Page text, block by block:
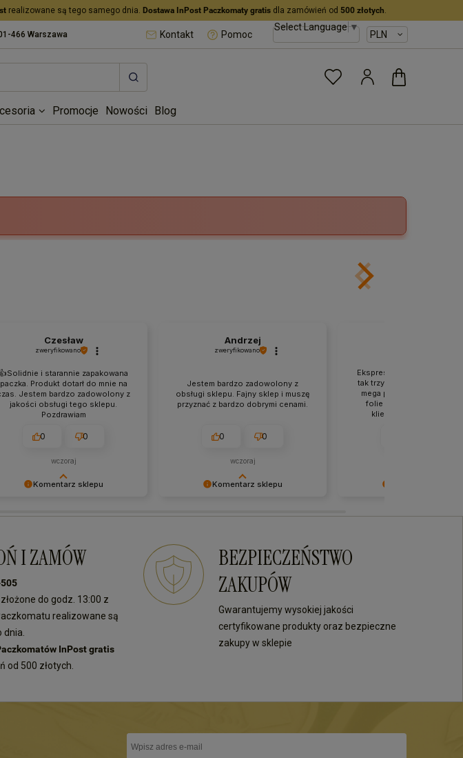
realizowane są tego samego dnia. Dostawa InPost Paczkomaty gratis dla zamówień od 500 złotych.
Select Language▼
466 Warszawa Kontakt Pomoc
Promocje Nowości Blog
Komentarz sklepu
dumni, że możemy
produkty. Do zobaczenia
w naszym sklepie!
Czesław
zweryfikowano
👍️Solidnie i starannie zapakowana
paczka. Produkt dotarł do mnie na
Jestem bardzo zadowolony z
jakości obsługi tego sklepu.
Pozdrawiam
0 0
wczoraj
Komentarz sklepu
komentarz! Twój entuzjazm jest dla
zobaczenia przy kolejnych
zakupach!
Andrzej
zweryfikowano
Jestem bardzo zadowolony z
obsługi sklepu. Fajny sklep i muszę
przyznać z bardzo dobrymi cenami.
0 0
wczoraj
tak dobrej opinii. Naszym
wysiłki - dziękujemy raz
Ekspresowa wysyłka to
tak trzymać. Produkty
mega profesjonalnie, do
folie i jest rewelacja.
klienta jest
I ZAMÓW
do godz. 13:00 z
realizowane są
InPost gratis
od 500 złotych.
BEZPIECZEŃSTWO
ZAKUPÓW
Gwarantujemy wysokiej jakości
certyfikowane produkty oraz bezpieczne
zakupy w sklepie